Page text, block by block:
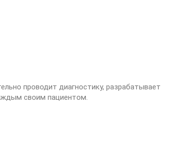
проводит диагностику, разрабатывает
своим пациентом.